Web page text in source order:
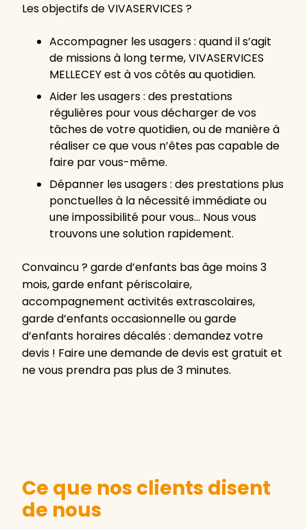
Les objectifs de VIVASERVICES ?
Accompagner les usagers : quand il s’agit
de missions à long terme, VIVASERVICES
MELLECEY est à vos côtés au quotidien.
Aider les usagers : des prestations
régulières pour vous décharger de vos
tâches de votre quotidien, ou de manière à
réaliser ce que vous n’êtes pas capable de
faire par vous-même.
Dépanner les usagers : des prestations plus
ponctuelles à la nécessité immédiate ou
une impossibilité pour vous… Nous vous
trouvons une solution rapidement.
Convaincu ? garde d’enfants bas âge moins 3
mois, garde enfant périscolaire,
accompagnement activités extrascolaires,
garde d’enfants occasionnelle ou garde
d’enfants horaires décalés : demandez votre
devis ! Faire une demande de devis est gratuit et
ne vous prendra pas plus de 3 minutes.
Ce que nos clients disent
de nous